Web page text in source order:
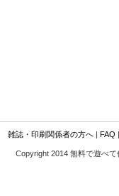
雑誌・印刷関係者の方へ| FAQ
Copyright 2014 無料で遊べ